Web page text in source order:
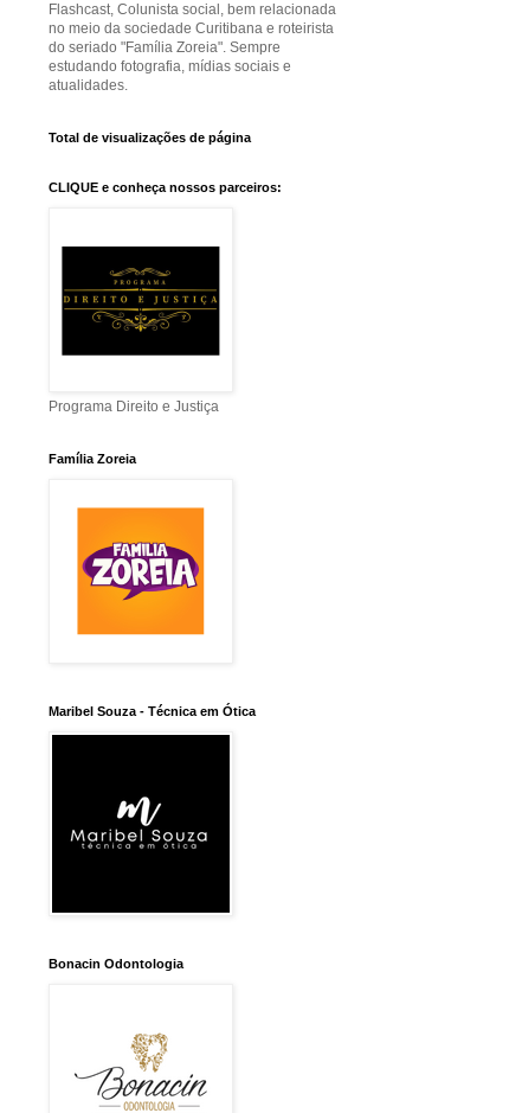
Flashcast, Colunista social, bem relacionada
no meio da sociedade Curitibana e roteirista
do seriado "Família Zoreia". Sempre
estudando fotografia, mídias sociais e
atualidades.
Total de visualizações de página
CLIQUE e conheça nossos parceiros:
Programa Direito e Justiça
Família Zoreia
Maribel Souza - Técnica em Ótica
Bonacin Odontologia